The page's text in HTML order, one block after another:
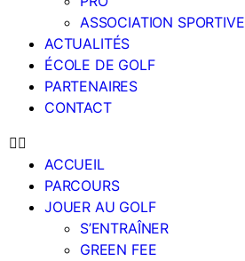
ASSOCIATION SPORTIVE
ACTUALITÉS
ÉCOLE DE GOLF
PARTENAIRES
CONTACT
ACCUEIL
PARCOURS
JOUER AU GOLF
S’ENTRAÎNER
GREEN FEE